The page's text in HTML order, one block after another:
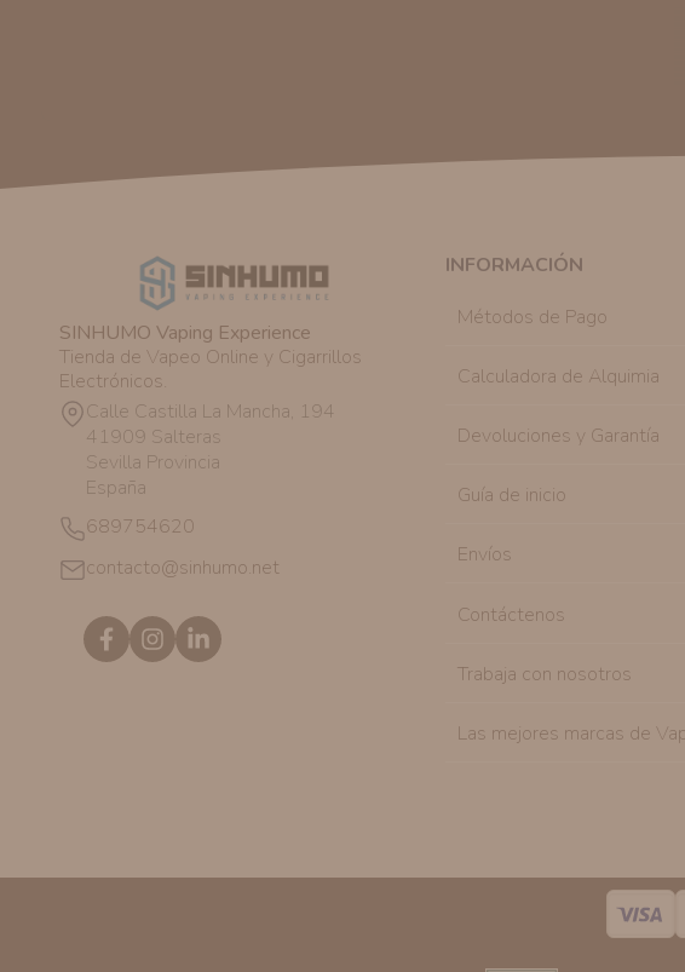
SINHUMO Vaping Experience
Tienda de Vapeo Online y Cigarrillos
Electrónicos.
Calle Castilla La Mancha, 194
41909 Salteras
Sevilla Provincia
España
689754620
contacto@sinhumo.net
INFORMACIÓN
Métodos de Pago
Calculadora de Alquimia
Devoluciones y Garantía
Guía de inicio
Envíos
Contáctenos
Trabaja con nosotros
Las mejores marcas de